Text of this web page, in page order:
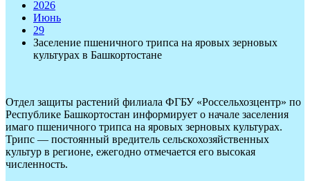
2026
Июнь
29
Заселение пшеничного трипса на яровых зерновых
культурах в Башкортостане
Отдел защиты растений филиала ФГБУ «Россельхозцентр» по
Республике Башкортостан информирует о начале заселения
имаго пшеничного трипса на яровых зерновых культурах.
Трипс — постоянный вредитель сельскохозяйственных
культур в регионе, ежегодно отмечается его высокая
численность.